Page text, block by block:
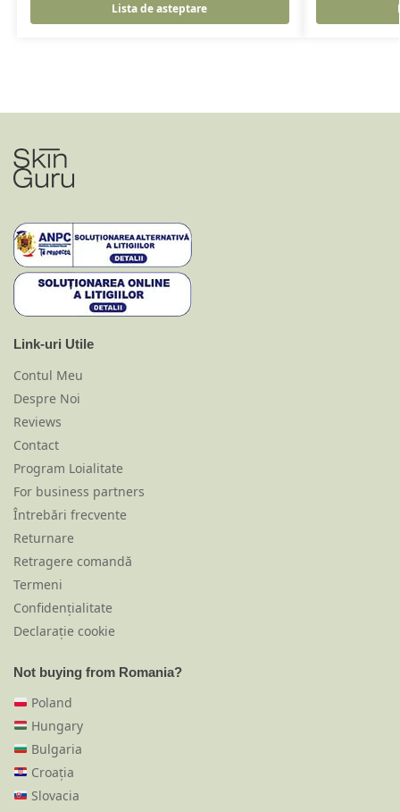
Lista de asteptare
Link-uri Utile
Contul Meu
Despre Noi
Reviews
Contact
Program Loialitate
For business partners
Întrebări frecvente
Returnare
Retragere comandă
Termeni
Confidențialitate
Declarație cookie
Not buying from Romania?
Poland
Hungary
Bulgaria
Croația
Slovacia